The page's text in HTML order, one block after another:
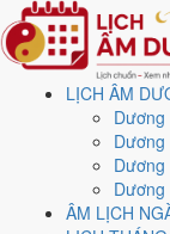
LỊCH ÂM
Dương
Dương
Dương
ÂM LỊCH
Trang chủ
Lịch năm 2026
Tháng 10/2026
Ngày 1/10/